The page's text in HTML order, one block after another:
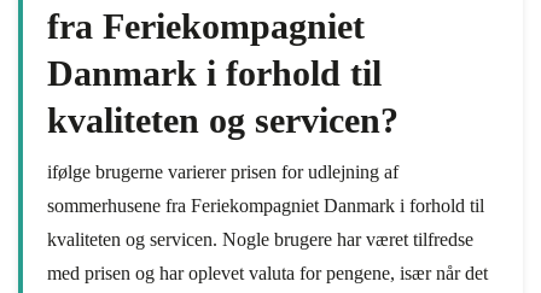
fra Feriekompagniet
Danmark i forhold til
kvaliteten og servicen?
ifølge brugerne varierer prisen for udlejning af
sommerhusene fra Feriekompagniet Danmark i forhold til
kvaliteten og servicen. Nogle brugere har været tilfredse
med prisen og har oplevet valuta for pengene, især når det